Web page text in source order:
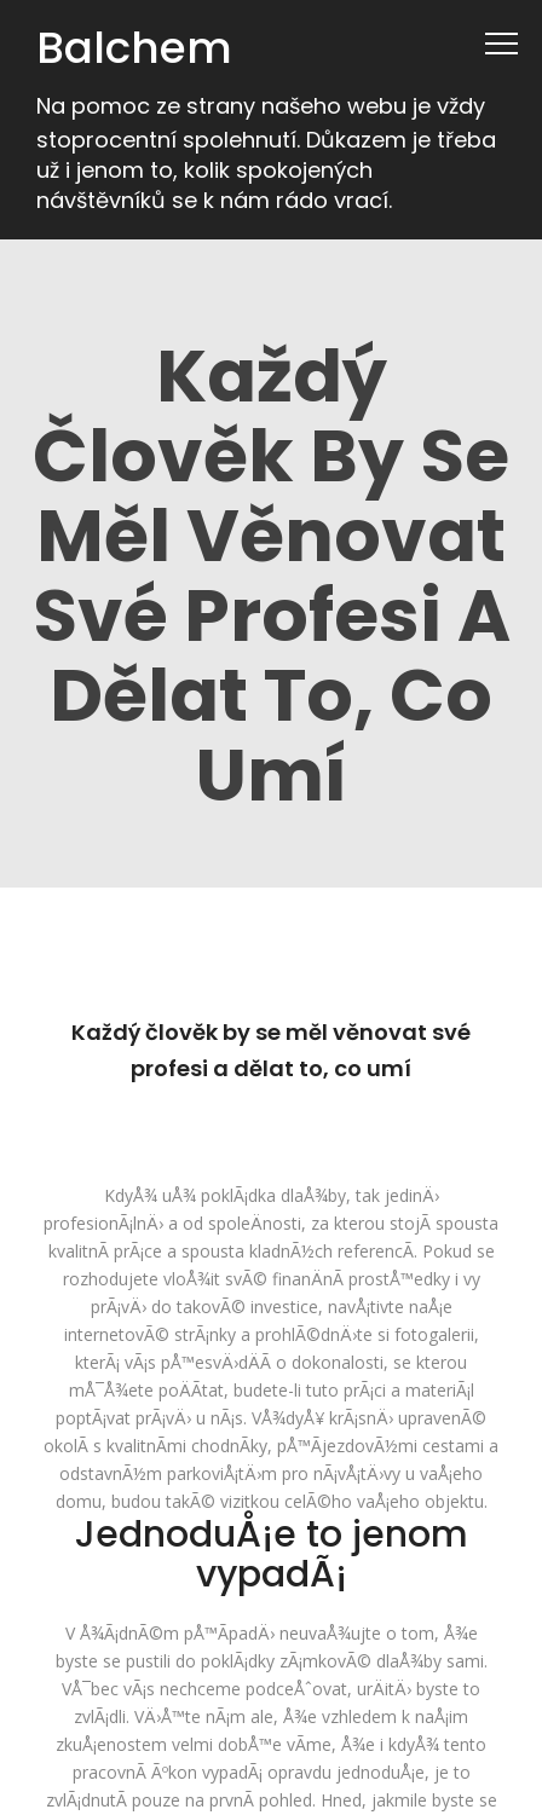
Balchem
Na pomoc ze strany našeho webu je vždy
stoprocentní spolehnutí. Důkazem je třeba
už i jenom to, kolik spokojených
návštěvníků se k nám rádo vrací.
Každý
Člověk By Se
Měl Věnovat
Své Profesi A
Dělat To, Co
Umí
Každý člověk by se měl věnovat své
profesi a dělat to, co umí
KdyÅ¾ uÅ¾ poklÃ¡dka dlaÅ¾by, tak jedinÄ›
profesionÃ¡lnÄ› a od spoleÄnosti, za kterou stojÃ­ spousta
kvalitnÃ­ prÃ¡ce a spousta kladnÃ½ch referencÃ­. Pokud se
rozhodujete vloÅ¾it svÃ© finanÄnÃ­ prostÅ™edky i vy
prÃ¡vÄ› do takovÃ© investice, navÅ¡tivte naÅ¡e
internetovÃ© strÃ¡nky a prohlÃ©dnÄ›te si fotogalerii,
kterÃ¡ vÃ¡s pÅ™esvÄ›dÄÃ­ o dokonalosti, se kterou
mÅ¯Å¾ete poÄÃ­tat, budete-li tuto prÃ¡ci a materiÃ¡l
poptÃ¡vat prÃ¡vÄ› u nÃ¡s. VÅ¾dyÅ¥ krÃ¡snÄ› upravenÃ©
okolÃ­ s kvalitnÃ­mi chodnÃ­ky, pÅ™Ã­jezdovÃ½mi cestami a
odstavnÃ½m parkoviÅ¡tÄ›m pro nÃ¡vÅ¡tÄ›vy u vaÅ¡eho
domu, budou takÃ© vizitkou celÃ©ho vaÅ¡eho objektu.
JednoduÅ¡e to jenom
vypadÃ¡
V Å¾Ã¡dnÃ©m pÅ™Ã­padÄ› neuvaÅ¾ujte o tom, Å¾e
byste se pustili do poklÃ¡dky zÃ¡mkovÃ© dlaÅ¾by sami.
VÅ¯bec vÃ¡s nechceme podceÅˆovat, urÄitÄ› byste to
zvlÃ¡dli. VÄ›Å™te nÃ¡m ale, Å¾e vzhledem k naÅ¡im
zkuÅ¡enostem velmi dobÅ™e vÃ­me, Å¾e i kdyÅ¾ tento
pracovnÃ­ Ãºkon vypadÃ¡ opravdu jednoduÅ¡e, je to
zvlÃ¡dnutÃ­ pouze na prvnÃ­ pohled. Hned, jakmile byste se